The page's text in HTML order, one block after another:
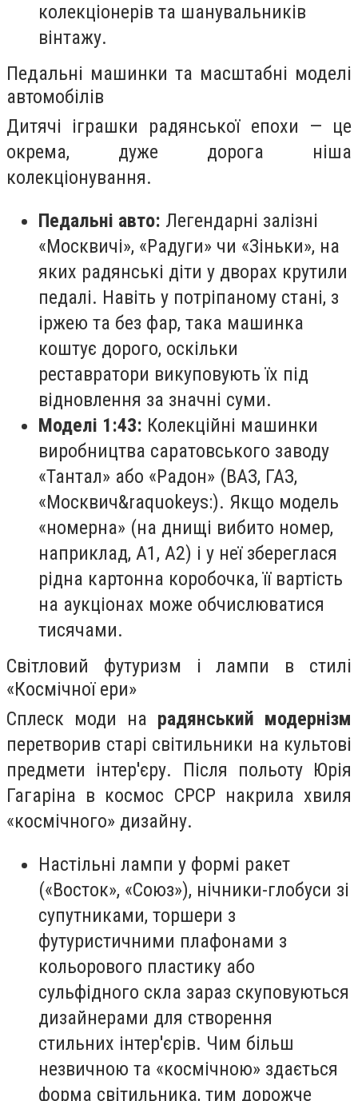
колекціонерів та шанувальників
вінтажу.
Педальні машинки та масштабні моделі
автомобілів
Дитячі іграшки радянської епохи — це
окрема, дуже дорога ніша
колекціонування.
Педальні авто: Легендарні залізні
«Москвичі», «Радуги» чи «Зіньки», на
яких радянські діти у дворах крутили
педалі. Навіть у потріпаному стані, з
іржею та без фар, така машинка
коштує дорого, оскільки
реставратори викуповують їх під
відновлення за значні суми.
Моделі 1:43: Колекційні машинки
виробництва саратовського заводу
«Тантал» або «Радон» (ВАЗ, ГАЗ,
«Москвич&raquokeys:). Якщо модель
«номерна» (на днищі вибито номер,
наприклад, А1, А2) і у неї збереглася
рідна картонна коробочка, її вартість
на аукціонах може обчислюватися
тисячами.
Світловий футуризм і лампи в стилі
«Космічної ери»
Сплеск моди на радянський модернізм
перетворив старі світильники на культові
предмети інтер'єру. Після польоту Юрія
Гагаріна в космос СРСР накрила хвиля
«космічного» дизайну.
Настільні лампи у формі ракет
(«Восток», «Союз»), нічники-глобуси зі
супутниками, торшери з
футуристичними плафонами з
кольорового пластику або
сульфідного скла зараз скуповуються
дизайнерами для створення
стильних інтер'єрів. Чим більш
незвичною та «космічною» здається
форма світильника, тим дорожче